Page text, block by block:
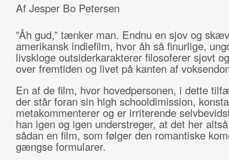
Af Jesper Bo Petersen
”Åh gud,” tænker man. Endnu en sjov og skæv
amerikansk indiefilm, hvor åh så finurlige,
livskloge outsiderkarakterer filosoferer sjovt
over fremtiden og livet på kanten af
En af de film, hvor hovedpersonen, i dette
der står foran sin high schooldimission,
metakommenterer og er irriterende
han igen og igen understreger, at det her
sådan en film, som følger den romantiske
gængse formularer.